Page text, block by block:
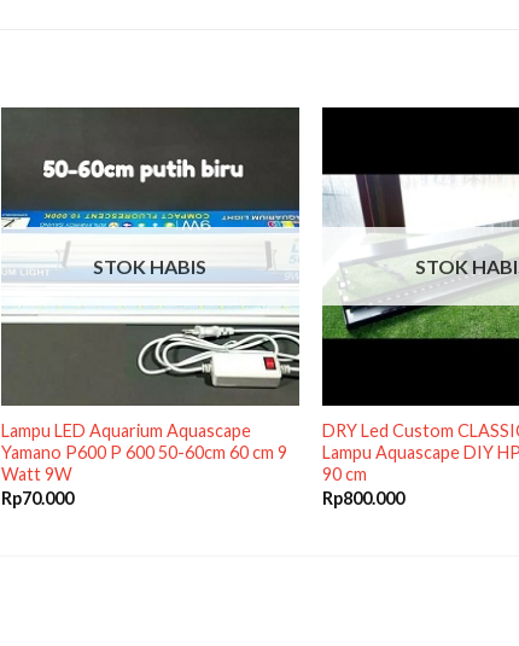
STOK HABIS
Lampu LED Aquarium Aquascape
Yamano P600 P 600 50-60cm 60 cm 9
Watt 9W
Rp70.000
STOK
DRY Led Custom
Lampu Aquascape DIY
90 cm
Rp800.000